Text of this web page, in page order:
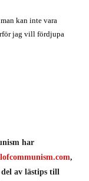
kan inte vara
jag vill fördjupa
har
,
del av lästips till